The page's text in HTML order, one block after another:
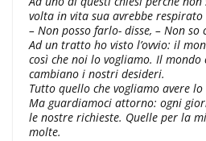
volta in vita sua avrebbe respirato
– Non posso farlo- disse, – Non so
Ad un tratto ho visto l’ovvio: il
così che noi lo vogliamo. Il mondo
cambiano i nostri desideri.
Tutto quello che vogliamo avere lo
Ma guardiamoci attorno: ogni
le nostre richieste. Quelle per la
molte.